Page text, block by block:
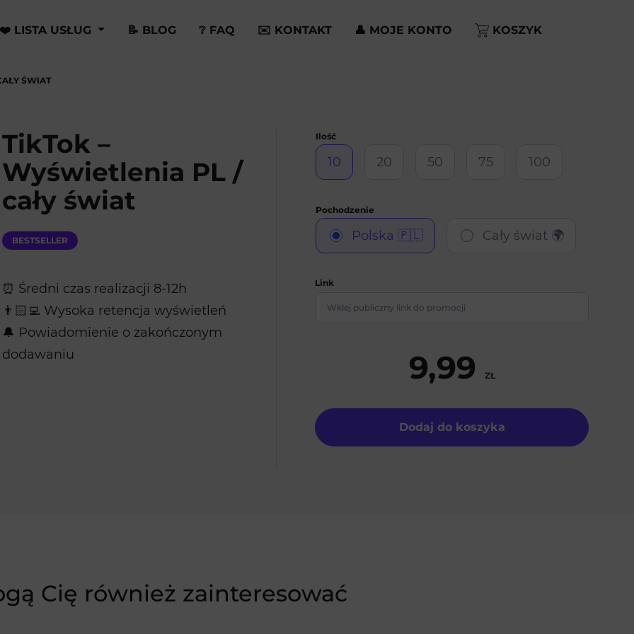
❤️ LISTA USŁUG 📝 BLOG ❔ FAQ ✉️ KONTAKT 👤 MOJE KONTO KOSZYK
ŚWIAT
TikTok –
Wyświetlenia PL /
cały świat
BESTSELLER
⏰ Średni czas realizacji 8-12h
👨🏻‍💻 Wysoka retencja wyświetleń
🔔 Powiadomienie o zakończonym
dodawaniu
Link
10 20 50 75 100
Polska 🇵🇱 Cały świat 🌍
9,99 ZŁ
Dodaj do koszyka
Cię również zainteresować